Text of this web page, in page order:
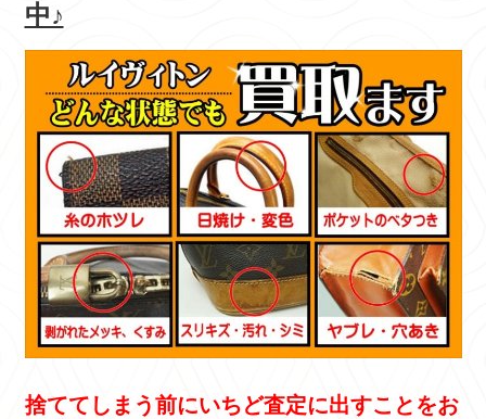
中♪
捨ててしまう前にいちど査定に出すことをお